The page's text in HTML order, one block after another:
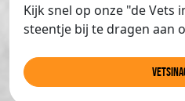
Kijk snel op onze "de Vets
steentje bij te dragen aan